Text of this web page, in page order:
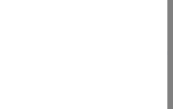
Control Panel controls for XCP
TCP/IP or Serial Communication
that use a TCP/IP or serial